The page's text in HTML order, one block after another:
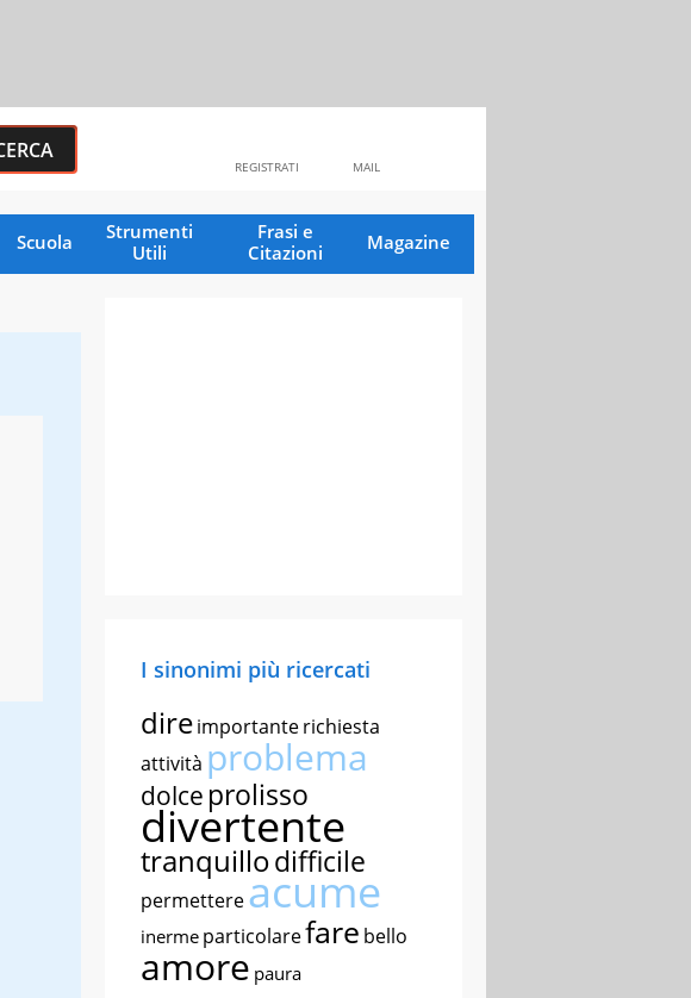
MAIL
REGISTRATI
Scuola
Strumenti
Utili
Frasi e
Citazioni
Magazine
I sinonimi più ricercati
direimportanterichiesta
attività problema
dolce prolisso
divertente
tranquillodifficile
permettereacume
inerme particolarefare bello
amore paura